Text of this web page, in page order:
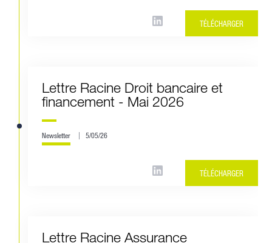
TÉLÉCHARGER
Lettre Racine Droit bancaire et
financement - Mai 2026
Newsletter 5/05/26
TÉLÉCHARGER
Lettre Racine Assurance